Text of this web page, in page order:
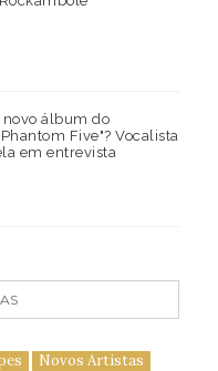
novo álbum do
Five"? Vocalista
em entrevista
Novos Artistas